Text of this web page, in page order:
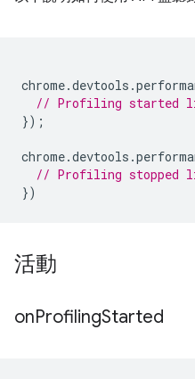
chrome.devtools .
// Profiling started
});
chrome.devtools .
// Profiling stopped
})
活動
onProfilingStarted